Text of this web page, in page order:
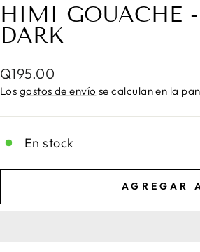
HIMI GOUACHE
DARK
Precio
habitual
Q195.00
Los gastos de envío se calculan en la
En stock
AGREGAR